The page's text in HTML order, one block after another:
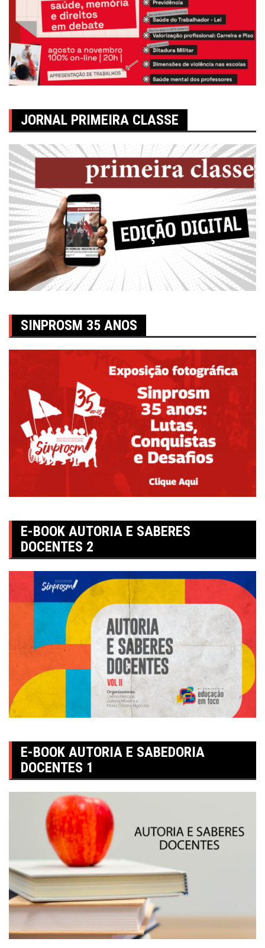
JORNAL PRIMEIRA CLASSE
SINPROSM 35 ANOS
E-BOOK AUTORIA E SABERES
DOCENTES 2
E-BOOK AUTORIA E SABEDORIA
DOCENTES 1